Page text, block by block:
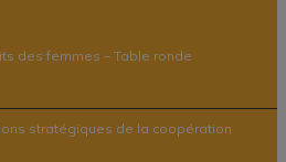
des femmes – Table ronde
stratégiques de la coopération